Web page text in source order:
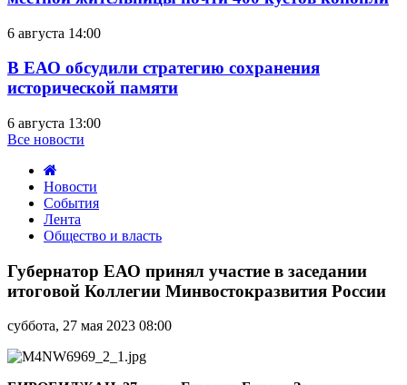
6 августа 14:00
В ЕАО обсудили стратегию сохранения
исторической памяти
6 августа 13:00
Все новости
Новости
События
Лента
Общество и власть
ЕАО
принял
участие
заседании
итоговой
Коллегии
Минвостокразвития
Губернатор ЕАО принял участие в заседании
итоговой Коллегии Минвостокразвития России
суббота, 27 мая 2023 08:00